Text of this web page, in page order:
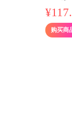
¥
购买商